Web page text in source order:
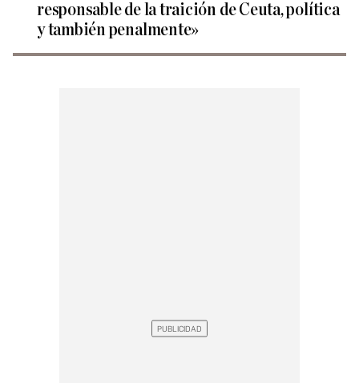
responsable de la traición de Ceuta, política
y también penalmente»